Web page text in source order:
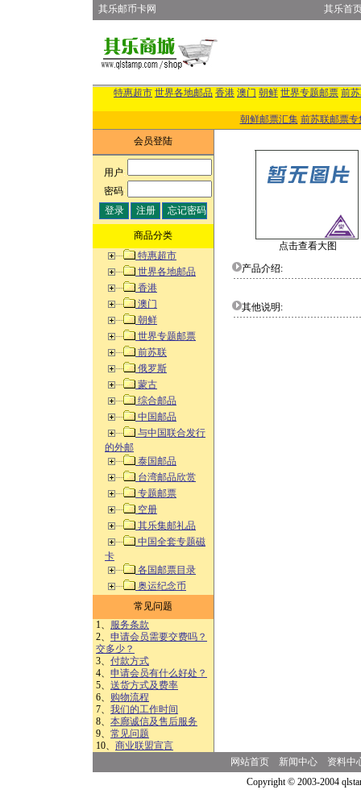
其乐邮币卡网 其乐首
特惠超市 世界各地邮品 香港 澳门 朝鲜 世界专题邮票 前
朝鲜邮票汇集 前苏联邮票专
会员登陆
用户:
密码:
商品分类
特惠超市
世界各地邮品
香港
澳门
朝鲜
世界专题邮票
前苏联
俄罗斯
蒙古
综合邮品
中国邮品
与中国联合发行
的外邮
泰国邮品
台湾邮品欣赏
专题邮票
空册
其乐集邮礼品
中国全套专题磁
卡
各国邮票目录
奥运纪念币
常见问题
1、 服务条款
2、 申请会员需要交费吗？
交多少？
3、 付款方式
4、 申请会员有什么好处？
5、 送货方式及费率
6、 购物流程
7、 我们的工作时间
8、 本廊诚信及售后服务
9、 常见问题
10、 商业联盟宣言
点击查看大图
产品介绍:
其他说明:
网站首页 新闻中心
资料中
Copyright © 2003-2004